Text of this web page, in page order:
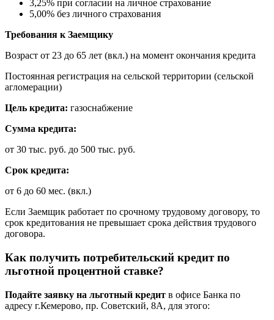
3,25% при согласии на личное страхование
5,00% без личного страхования
Требования к Заемщику
Возраст от 23 до 65 лет (вкл.) на момент окончания кредита
Постоянная регистрация на сельской территории (сельской
агломерации)
Цель кредита: газоснабжение
Сумма кредита:
от 30 тыс. руб. до 500 тыс. руб.
Срок кредита:
от 6 до 60 мес. (вкл.)
Если Заемщик работает по срочному трудовому договору, то
срок кредитования не превышает срока действия трудового
договора.
Как получить потребительский кредит по
льготной процентной ставке?
Подайте заявку на льготный кредит в офисе Банка по
адресу г.Кемерово, пр. Советский, 8А, для этого: